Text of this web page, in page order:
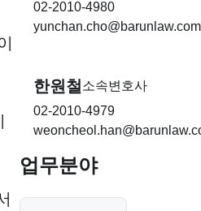
02-2010-4980
yunchan.cho@barunlaw.com
한원철소속변호사
02-2010-4979
업무분야